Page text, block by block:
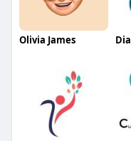
Olivia James